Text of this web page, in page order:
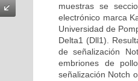
muestras se
electrónico marca
Universidad de
Delta1 (Dll1).
de señalización
embriones de
señalización Notch